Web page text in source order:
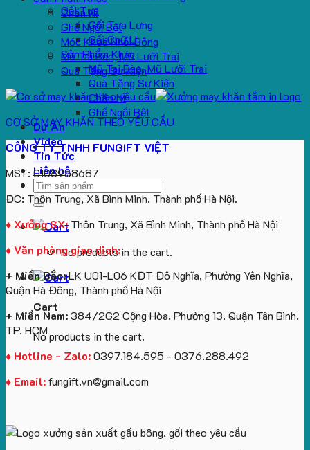
Gối Tựa
Gối Tựa Lưng
Gối Chữ U
Sản Phẩm Khác
Mũ Tai Bèo, Mũ Lưỡi Trai
Quà Tặng Sự Kiện
Chăn Nỉ
Ghế Ngồi Bệt
Dự Án
Video
Tin Tức
Liên hệ
Search
for:
No products in the cart.
Cart
No products in the cart.
Chăn Nỉ
Ghế Ngồi Bệt
Móc Khoá Nhồi Bông
Mũ Tai Bèo, Mũ Lưỡi Trai
Quà Tặng Sự Kiện
CƠ SỞ MAY KHĂN THEO YÊU CẦU
CÔNG TY TNHH FUNGIFT VIỆT
MST: 0108958687
ĐC: Thôn Trung, Xã Bình Minh, Thành phố Hà Nội.
♦ Xưởng SX: Thôn Trung, Xã Bình Minh, Thành phố Hà Nội
♦ Văn phòng giao dịch:
+ Miền Bắc:LK U01-L06 KĐT Đô Nghĩa, Phường Yên Nghĩa,
Quận Hà Đông, Thành phố Hà Nội
+ Miền Nam:384/2G2 Cộng Hòa, Phường 13. Quận Tân Bình,
TP. HCM
♦ Hotline - Zalo:0397.184.595 - 0376.288.492
♦ Email:fungift.vn@gmail.com